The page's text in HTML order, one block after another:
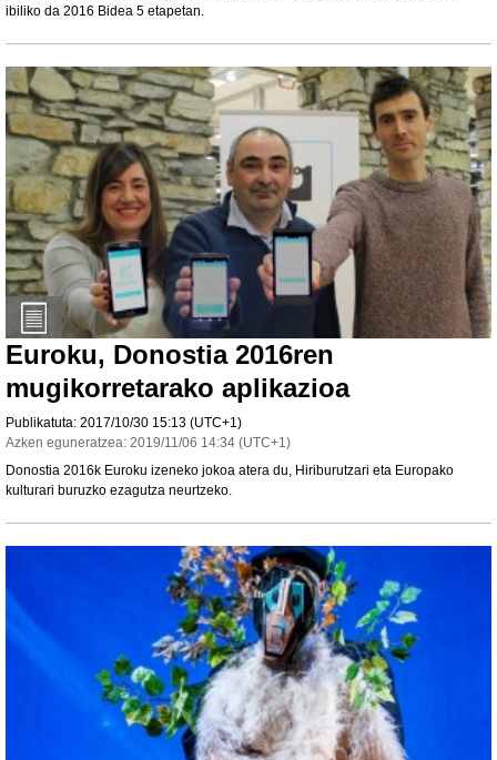
ibiliko da 2016 Bidea 5 etapetan.
Euroku, Donostia 2016ren
mugikorretarako aplikazioa
Publikatuta: 2017/10/30 15:13 (UTC+1)
Azken eguneratzea: 2019/11/06 14:34 (UTC+1)
Donostia 2016k Euroku izeneko jokoa atera du, Hiriburutzari eta Europako
kulturari buruzko ezagutza neurtzeko.